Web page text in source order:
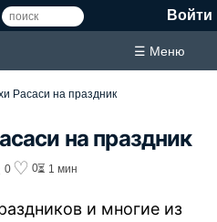
Войти
☰ Меню
Расаси на праздник
на праздник
0 ♡ 0⏳ 1 мин
и многие из